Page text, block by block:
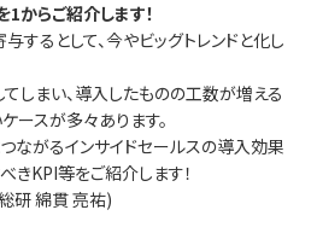
からご紹介します！
るとして、今やビッグトレンドと化し
しまい、導入したものの工数が増える
ースが多々あります。
ながるインサイドセールスの導入効果
きKPI等をご紹介します！
研 綿貫 亮祐)